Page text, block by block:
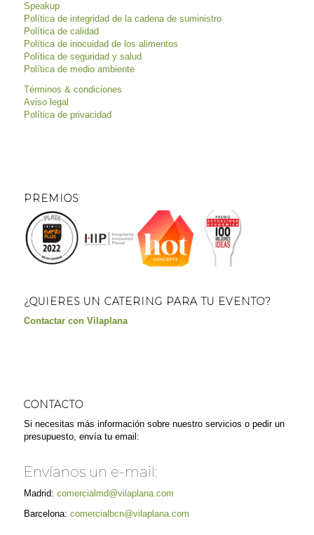
Speakup
Política de integridad de la cadena de suministro
Política de calidad
Política de inocuidad de los alimentos
Política de seguridad y salud
Política de medio ambiente
Términos & condiciones
Aviso legal
Política de privacidad
PREMIOS
¿QUIERES UN CATERING PARA TU EVENTO?
Contactar con Vilaplana
CONTACTO
Si necesitas más información sobre nuestro servicios o pedir un
presupuesto, envía tu email:
Envíanos un e-mail:
Madrid: comercialmd@vilaplana.com
Barcelona: comercialbcn@vilaplana.com